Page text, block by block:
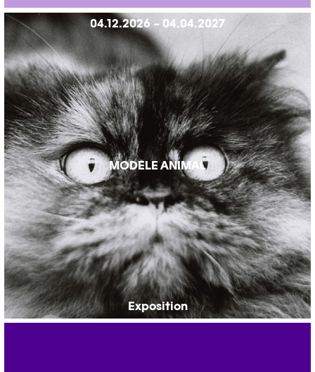
04.12.2026 – 04.04.2027
MODÈLE ANIMAL
Exposition